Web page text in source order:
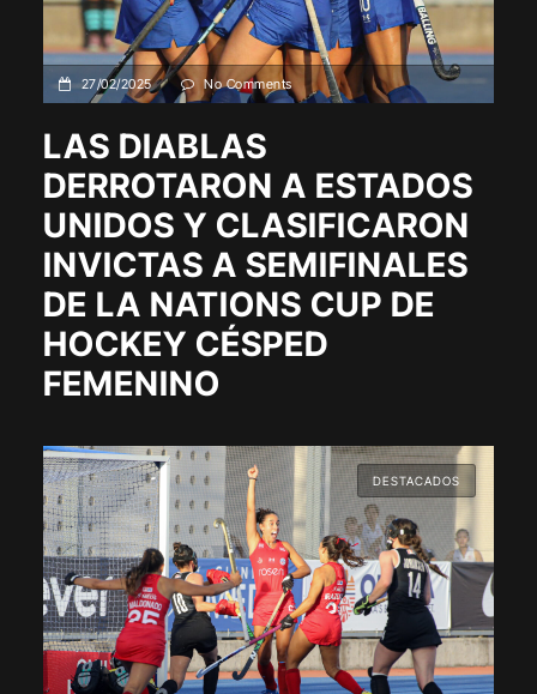
27/02/2025 No Comments
LAS DIABLAS
DERROTARON A ESTADOS
UNIDOS Y CLASIFICARON
INVICTAS A SEMIFINALES
DE LA NATIONS CUP DE
HOCKEY CÉSPED
FEMENINO
DESTACADOS